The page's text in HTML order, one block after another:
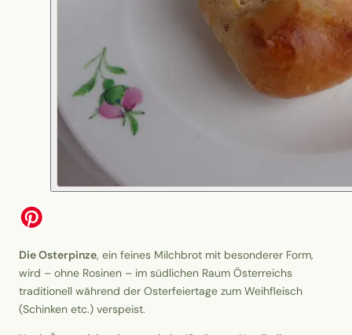
Die Osterpinze, ein feines Milchbrot mit besonderer Form,
wird – ohne Rosinen – im südlichen Raum Österreichs
traditionell während der Osterfeiertage zum Weihfleisch
(Schinken etc.) verspeist.